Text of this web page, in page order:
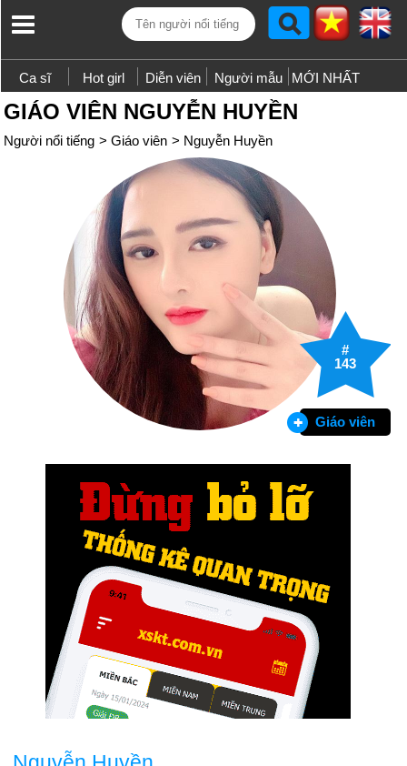
Ca sĩ Hot girl Diễn viên Người mẫu MỚI NHẤT
GIÁO VIÊN NGUYỄN HUYỀN
Người nổi tiếng > Giáo viên > Nguyễn Huyền
#
143
Giáo viên